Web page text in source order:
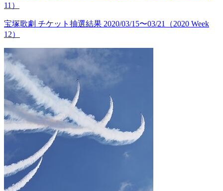
11）
宝塚歌劇 チケット抽選結果 2020/03/15〜03/21（2020 Week
12）